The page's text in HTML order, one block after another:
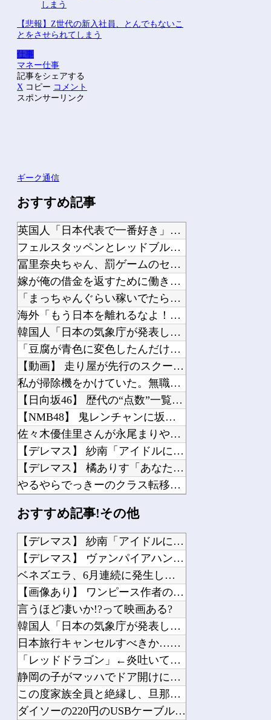
【悲報】Z世代の新入社員、とんでもないこ
とをさせられてしまう
仕事
マネー仕事
記事をシェアする
X コピー コメント
スポンサーリンク
ギーク通信
おすすめ記事
英国人「日本代表で一番好き」上田綺世、プレミア移籍が浮上！現地サポが大興奮！獲得...
フェルスタッペンとレッドブルの新契約交渉報道について父親ヨスが否定
冨里奈央ちゃん、罰ゲームのセミをずっと気にしてたｗ【乃木坂46】
嫁が俺の借金を返すために働きに出てるんだが、化粧して夜出かけていく嫁を見ると腹が...
「まっちゃんぐらい稼いでたら最終的には許すかもｗ」って言ったら旦那が突然怒り出し...
海外「もう日本を離れるなよ！」 助っ人外国人にも敬意を払う日本人の姿に感動の声が...
韓国人「日本の気象庁が発表した“スーパー台風13号”の予想進路をご覧ください・・...
「豆腐が青色に変色したんだけど何で？」外国人が詳細を知りたがった日本のモノ特集
【動画】 走り屋が先行のスクーターに猛スピードで突っ込む事故。
私が掃除機をかけていた。無職の彼が床で寝ていた → 外では生きていけないダメ男は...
【日向坂46】 歴代の“点数”一覧、更新される
【NMB48】 鬼レンチャンに坂下真心きたあああああ
佐々木優佳里さんが永尾まりやプロデュースグループ「WASURENA」に加入発表！...
【デレマス】 紗南「アイドルに似合うポケモン？」
【デレマス】 橘ありす「あなたの瞳には」
やるやらでっきーのクラス転移ダンジョンサバイバル・闇鍋あんこ仕立て 第45話
【ガンプラ】 PGU νガンダム、4割引きの店舗が現れる…安いけど置く場所が…
【ホロライブ】 フブちゃんいくら注ぎ込んだんだ…
【にじ甲2026】 カット打ちって本戦だとほぼ機能しないっけ？
Powered by livedoor 相互RSS
おすすめ記事!その他
【デレマス】 紗南「アイドルに似合うポケモン？」
【デレマス】 ヴァンパイアハンター凛
ベネズエラ、6月連続に発生した大地震の犠牲者が「6000人超...
【画像あり】 ワンピース作者の中学時代の絵がすごすぎる→
言うほど凄いか!?って映画ある?
韓国人「日本の気象庁が発表した“スーパー台風13号”の予想進...
日本旅行キャンセルすべきか…1万年ぶり史上最大級の火山の兆し...
「レッドドラゴン」←炎吐いてきそう 「グリーンドラゴン」←こ...
静岡の子がマッハでドア開けに行った
この度家族全員と絶縁し、旦那も含めて私の周りから親類と呼べる...
ダイソーの220円のUSBケーブルが3ヶ月でダメになったんや...